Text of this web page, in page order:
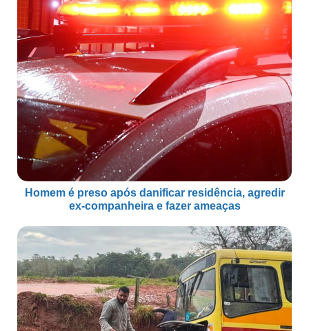
Homem é preso após danificar residência, agredir
ex-companheira e fazer ameaças